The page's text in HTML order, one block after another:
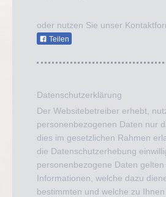
oder nutzen Sie unser
Teilen
Datenschutzerklärung
Der Websitebetreiber erhebt,
personenbezogenen Daten nur
dies im gesetzlichen Rahmen
die Datenschutzerhebung
personenbezogene Daten gelten
Informationen, welche dazu
bestimmten und welche zu